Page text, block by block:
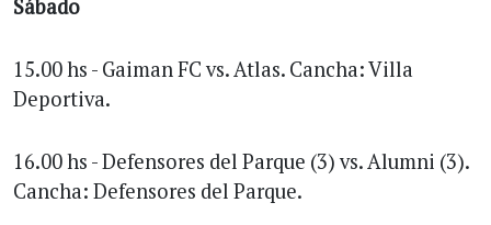
Sábado
15.00 hs - Gaiman FC vs. Atlas. Cancha: Villa
Deportiva.
16.00 hs - Defensores del Parque (3) vs. Alumni (3).
Cancha: Defensores del Parque.